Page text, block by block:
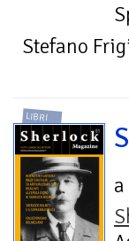
Stefano
LIBRI